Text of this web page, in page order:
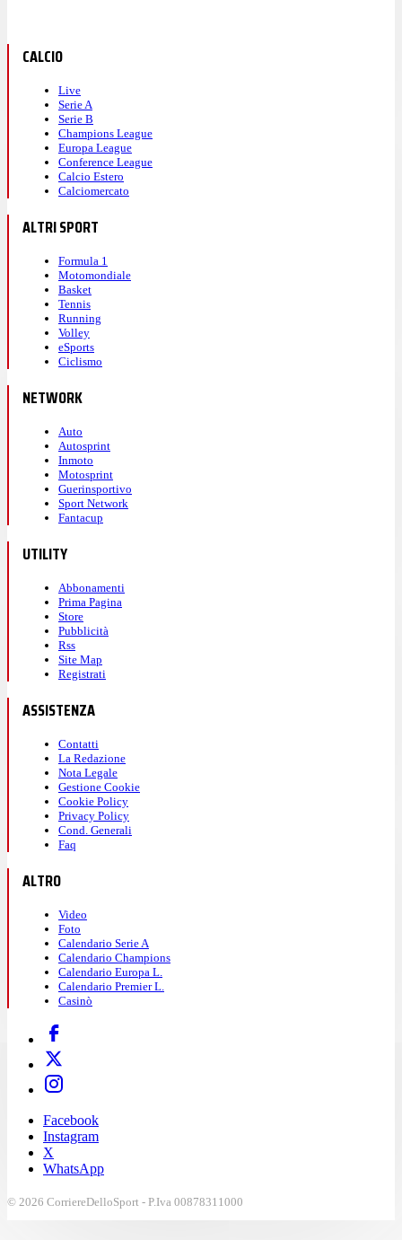
CALCIO
Live
Serie A
Serie B
Champions League
Europa League
Conference League
Calcio Estero
Calciomercato
ALTRI SPORT
Formula 1
Motomondiale
Basket
Tennis
Running
Volley
eSports
Ciclismo
NETWORK
Auto
Autosprint
Inmoto
Motosprint
Guerinsportivo
Sport Network
Fantacup
UTILITY
Abbonamenti
Prima Pagina
Store
Pubblicità
Rss
Site Map
Registrati
ASSISTENZA
Contatti
La Redazione
Nota Legale
Gestione Cookie
Cookie Policy
Privacy Policy
Cond. Generali
Faq
ALTRO
Video
Foto
Calendario Serie A
Calendario Champions
Calendario Europa L.
Calendario Premier L.
Casinò
Facebook
Instagram
X
WhatsApp
© 2026 CorriereDelloSport - P.Iva 00878311000